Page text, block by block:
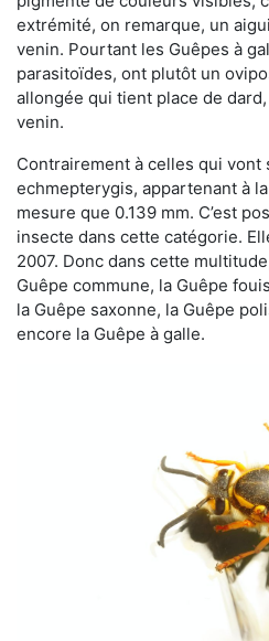
extrémité, on remarque, un
venin. Pourtant les Guêpes à
parasitoïdes, ont plutôt un
allongée qui tient place de dard,
venin.
Contrairement à celles qui vont
echmepterygis, appartenant à
mesure que 0.139 mm. C’est
insecte dans cette catégorie.
2007. Donc dans cette
Guêpe commune, la Guêpe
la Guêpe saxonne, la Guêpe
encore la Guêpe à galle.